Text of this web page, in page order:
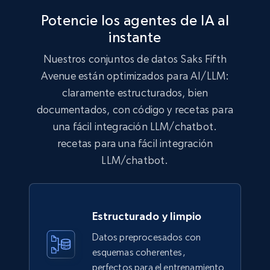
eCommerce
991+ 162+ Buy Now
Lazada - Products
URL, Title, Rating, Reviews, Initial price, Final
price, Currency, Stock, and more.
eCommerce
Buy Now
Potencie los agentes de IA al
instante
Nuestros conjuntos de datos Saks Fifth
Avenue están optimizados para AI/LLM:
claramente estructurados, bien
documentados, con código y recetas para
una fácil integración LLM/chatbot.
recetas para una fácil integración
LLM/chatbot.
Estructurado y limpio
Datos preprocesados con
esquemas coherentes,
perfectos para el entrenamiento